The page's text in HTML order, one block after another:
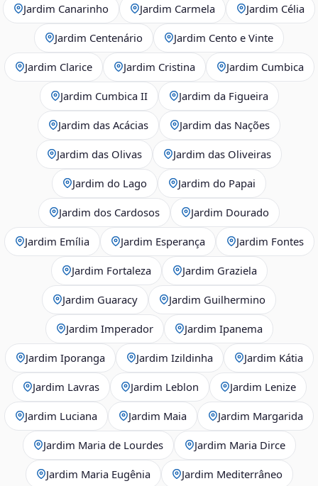
Jardim Canarinho Jardim Carmela Jardim Célia
Jardim Centenário Jardim Cento e Vinte
Jardim Clarice Jardim Cristina Jardim Cumbica
Jardim Cumbica II Jardim da Figueira
Jardim das Acácias Jardim das Nações
Jardim das Olivas Jardim das Oliveiras
Jardim do Lago Jardim do Papai
Jardim dos Cardosos Jardim Dourado
Jardim Emília Jardim Esperança Jardim Fontes
Jardim Fortaleza Jardim Graziela
Jardim Guaracy Jardim Guilhermino
Jardim Imperador Jardim Ipanema
Jardim Iporanga Jardim Izildinha Jardim Kátia
Jardim Lavras Jardim Leblon Jardim Lenize
Jardim Luciana Jardim Maia Jardim Margarida
Jardim Maria de Lourdes Jardim Maria Dirce
Jardim Maria Eugênia Jardim Mediterrâneo